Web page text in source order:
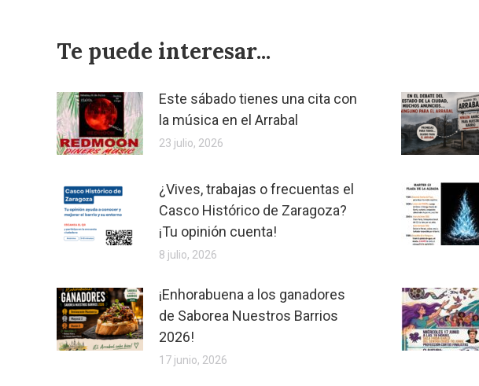
Te puede interesar...
Este sábado tienes una cita con
la música en el Arrabal
23 julio, 2026
¿Vives, trabajas o frecuentas el
Casco Histórico de Zaragoza?
¡Tu opinión cuenta!
8 julio, 2026
¡Enhorabuena a los ganadores
de Saborea Nuestros Barrios
2026!
17 junio, 2026